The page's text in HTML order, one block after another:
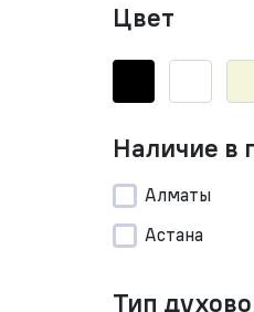
Цвет
Наличие в
Алматы
Астана
Тип